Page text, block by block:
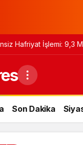
Hafriyat İşlemi: 9,3
Son Dakika